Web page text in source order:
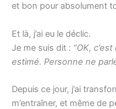
et bon pour absolument
Et là, j’ai eu le déclic.
Je me suis dit : “OK,
estimé. Personne ne
Depuis ce jour, j’ai
m’entraîner, et même de